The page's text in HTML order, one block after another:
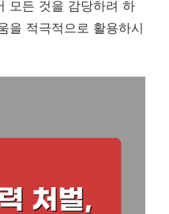
모든 것을 감당하려 하
을 적극적으로 활용하시